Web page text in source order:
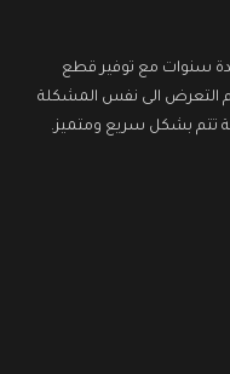
سنوات مع توفير قطع
التعرض الى نفس المشكلة
تتم بشكل سريع ومتميز.